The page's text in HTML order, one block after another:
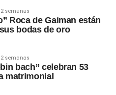
2 semanas
Roca de Gaiman están
bodas de oro
2 semanas
bach” celebran 53
matrimonial